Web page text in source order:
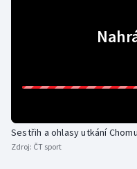
Rychlobruslení
Sestřih a ohlasy utkání
Zdroj: ČT sport